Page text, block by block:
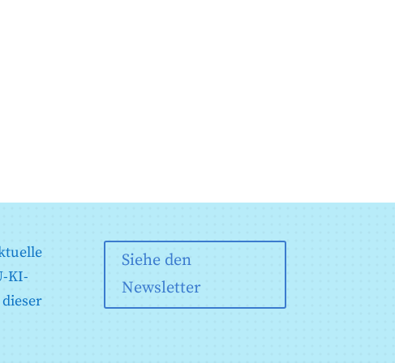
KI-
Siehe den
Newsletter